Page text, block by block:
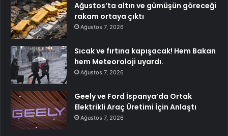
Ağustos’ta altın ve gümüşün göreceği
rakam ortaya çıktı
Ağustos 7, 2026
Sıcak ve fırtına kapışacak! Hem Bakan
hem Meteoroloji uyardı.
Ağustos 7, 2026
Geely ve Ford İspanya’da Ortak
Elektrikli Araç Üretimi İçin Anlaştı
Ağustos 7, 2026